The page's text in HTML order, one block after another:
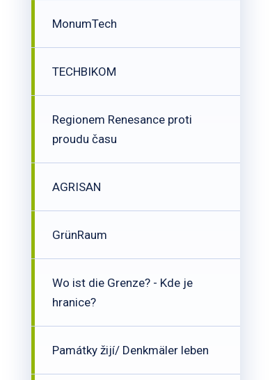
MonumTech
TECHBIKOM
Regionem Renesance proti
proudu času
AGRISAN
GrünRaum
Wo ist die Grenze? - Kde je
hranice?
Památky žijí/ Denkmäler leben